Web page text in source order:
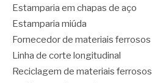
Estamparia em chapas de aço
Estamparia miúda
Fornecedor de materiais ferrosos
Linha de corte longitudinal
Reciclagem de materiais ferrosos